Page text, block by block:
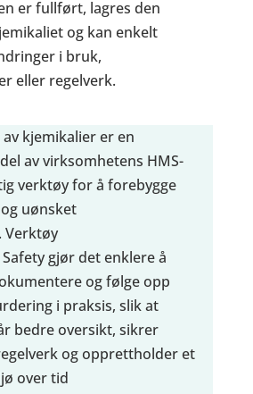
er fullført, lagres den
og kan enkelt
i bruk,
eller regelverk.
kjemikalier er en
av virksomhetens HMS-
verktøy for å forebygge
uønsket
Verktøy
gjør det enklere å
og følge opp
i praksis, slik at
bedre oversikt, sikrer
og opprettholder et
over tid